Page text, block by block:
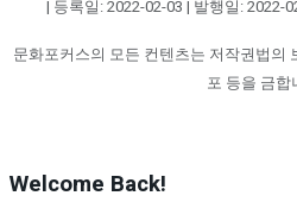
| 등록일: 2022-02-03 | 발행일: 2022-
문화포커스의 모든 컨텐츠는 저작권법의
포 등을 금합
Welcome Back!